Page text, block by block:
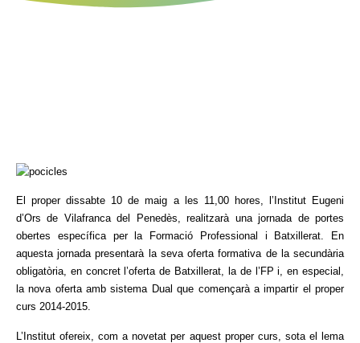
El proper dissabte 10 de maig a les 11,00 hores, l’Institut Eugeni
d’Ors de Vilafranca del Penedès, realitzarà una jornada de portes
obertes específica per la Formació Professional i Batxillerat. En
aquesta jornada presentarà la seva oferta formativa de la secundària
obligatòria, en concret l’oferta de Batxillerat, la de l’FP i, en especial,
la nova oferta amb sistema Dual que començarà a impartir el proper
curs 2014-2015.
L’Institut ofereix, com a novetat per aquest proper curs, sota el lema